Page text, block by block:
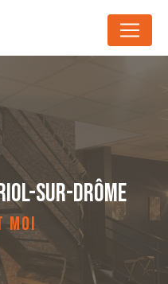
SUR-DRÔME
MOI